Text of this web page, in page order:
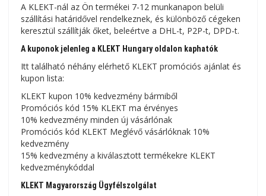
A KLEKT-nál az Ön termékei 7-12 munkanapon belüli
szállítási határidővel rendelkeznek, és különböző cégeken
keresztül szállítják őket, beleértve a DHL-t, P2P-t, DPD-t.
A kuponok jelenleg a KLEKT Hungary oldalon kaphatók
Itt található néhány elérhető KLEKT promóciós ajánlat és
kupon lista:
KLEKT kupon 10% kedvezmény bármiből
Promóciós kód 15% KLEKT ma érvényes
10% kedvezmény minden új vásárlónak
Promóciós kód KLEKT Meglévő vásárlóknak 10%
kedvezmény
15% kedvezmény a kiválasztott termékekre KLEKT
kedvezménykóddal
KLEKT Magyarország Ügyfélszolgálat